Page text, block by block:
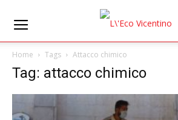
Home Tags Attacco chimico
Tag: attacco chimico